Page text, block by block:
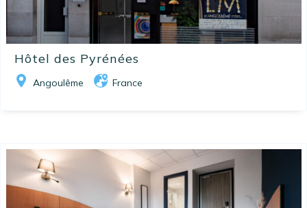
Hôtel des Pyrénées
Angoulême France